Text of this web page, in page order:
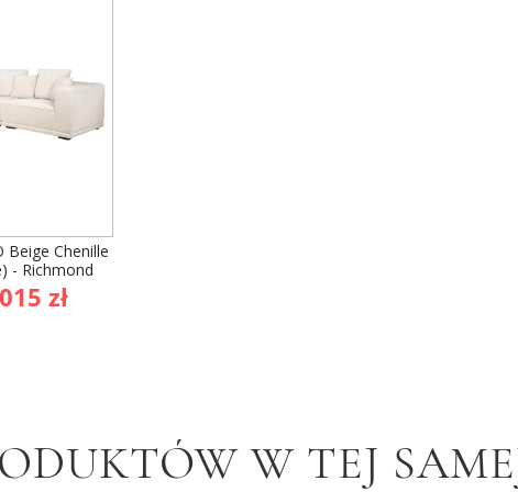
Beige Chenille
- Richmond
zł
W TEJ